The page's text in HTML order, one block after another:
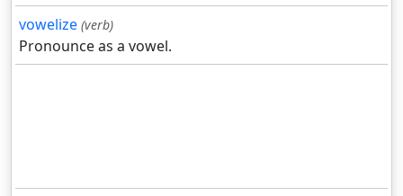
vowelize (verb)
Pronounce as a vowel.